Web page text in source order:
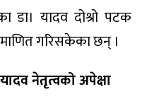
यादव दोश्रो पटक
गरिसकेका छन् ।
नेतृत्वको अपेक्षा